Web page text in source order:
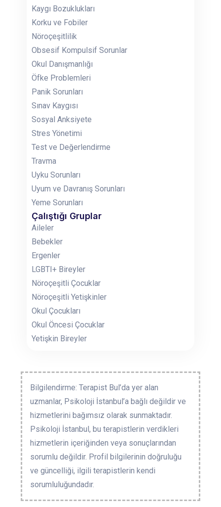
Kaygı Bozuklukları
Korku ve Fobiler
Nöroçeşitlilik
Obsesif Kompulsif Sorunlar
Okul Danışmanlığı
Öfke Problemleri
Panik Sorunları
Sınav Kaygısı
Sosyal Anksiyete
Stres Yönetimi
Test ve Değerlendirme
Travma
Uyku Sorunları
Uyum ve Davranış Sorunları
Yeme Sorunları
Çalıştığı Gruplar
Aileler
Bebekler
Ergenler
LGBTI+ Bireyler
Nöroçeşitli Çocuklar
Nöroçeşitli Yetişkinler
Okul Çocukları
Okul Öncesi Çocuklar
Yetişkin Bireyler
Bilgilendirme: Terapist Bul’da yer alan
uzmanlar, Psikoloji İstanbul’a bağlı değildir ve
hizmetlerini bağımsız olarak sunmaktadır.
Psikoloji İstanbul, bu terapistlerin verdikleri
hizmetlerin içeriğinden veya sonuçlarından
sorumlu değildir. Profil bilgilerinin doğruluğu
ve güncelliği, ilgili terapistlerin kendi
sorumluluğundadır.